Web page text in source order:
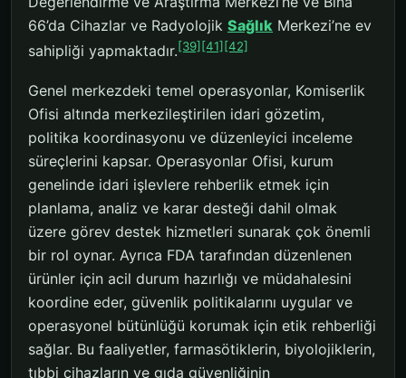
66’da Cihazlar ve Radyolojik Sağlık Merkezi’ne ev
sahipliği yapmaktadır.[39] [41] [42]
Genel merkezdeki temel operasyonlar, Komiserlik
Ofisi altında merkezileştirilen idari gözetim,
politika koordinasyonu ve düzenleyici inceleme
süreçlerini kapsar. Operasyonlar Ofisi, kurum
genelinde idari işlevlere rehberlik etmek için
planlama, analiz ve karar desteği dahil olmak
üzere görev destek hizmetleri sunarak çok önemli
bir rol oynar. Ayrıca FDA tarafından düzenlenen
ürünler için acil durum hazırlığı ve müdahalesini
koordine eder, güvenlik politikalarını uygular ve
operasyonel bütünlüğü korumak için etik rehberliği
sağlar. Bu faaliyetler, farmasötiklerin, biyolojiklerin,
tıbbi cihazların ve gıda güvenliğinin